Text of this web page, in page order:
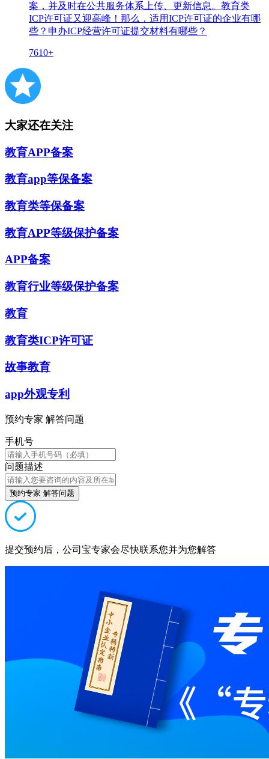
案，并及时在公共服务体系上传、更新信息。教育类
ICP许可证又迎高峰！那么，适用ICP许可证的企业有哪
些？申办ICP经营许可证提交材料有哪些？
7610+
大家还在关注
教育APP备案
教育app等保备案
教育类等保备案
教育APP等级保护备案
APP备案
教育行业等级保护备案
教育
教育类ICP许可证
故事教育
app外观专利
预约专家 解答问题
手机号
问题描述
预约专家 解答问题
提交预约后，公司宝专家会尽快联系您并为您解答